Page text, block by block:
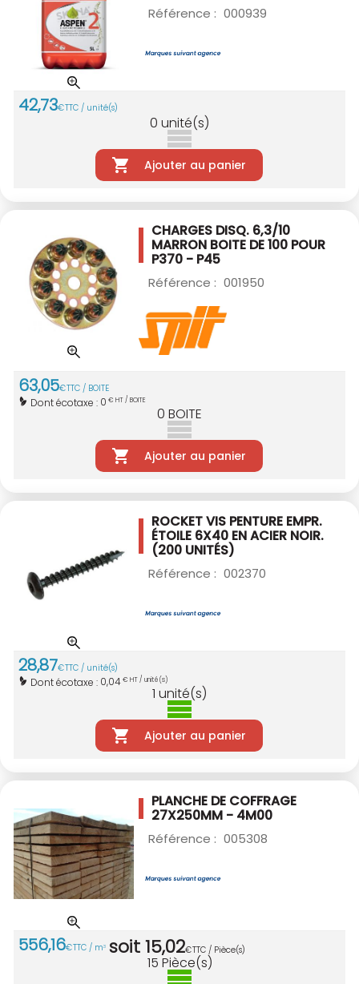
Référence : 000939
42,73€TTC / unité(s)
0 unité(s)
Ajouter au panier
CHARGES DISQ. 6,3/10
MARRON BOITE DE 100 POUR
P370 - P45
Référence : 001950
63,05€TTC / BOITE
Dont écotaxe : 0 € HT / BOITE
0 BOITE
Ajouter au panier
ROCKET VIS PENTURE EMPR.
ÉTOILE 6X40 EN ACIER NOIR.
(200 UNITÉS)
Référence : 002370
28,87€TTC / unité(s)
Dont écotaxe : 0,04€ HT / unité(s)
1 unité(s)
Ajouter au panier
PLANCHE DE COFFRAGE
27X250MM - 4M00
Référence : 005308
556,16€TTC / m3 soit15,02€TTC / Pièce(s)
15 Pièce(s)